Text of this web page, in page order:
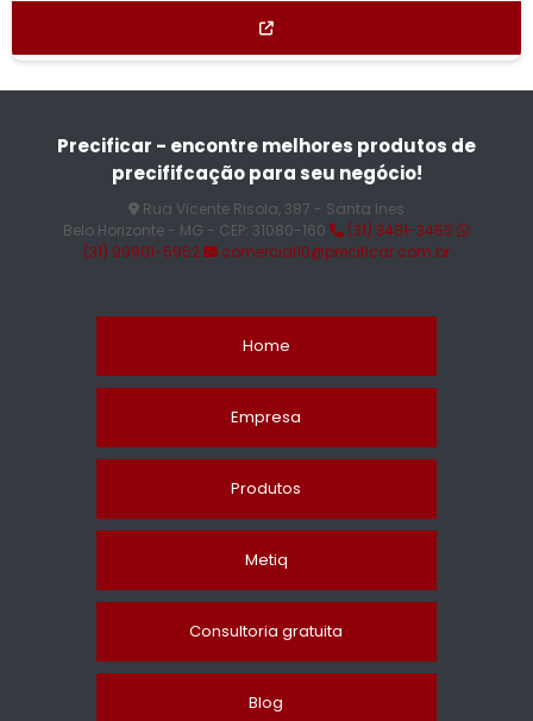
Precificar - encontre melhores produtos de
precififcação para seu negócio!
Rua Vicente Risola, 387 - Santa Ines
Belo Horizonte - MG - CEP: 31080-160
(31) 3481-3455
(31) 99901-5952
comercial10@precificar.com.br
Home
Empresa
Produtos
Metiq
Consultoria gratuita
Blog